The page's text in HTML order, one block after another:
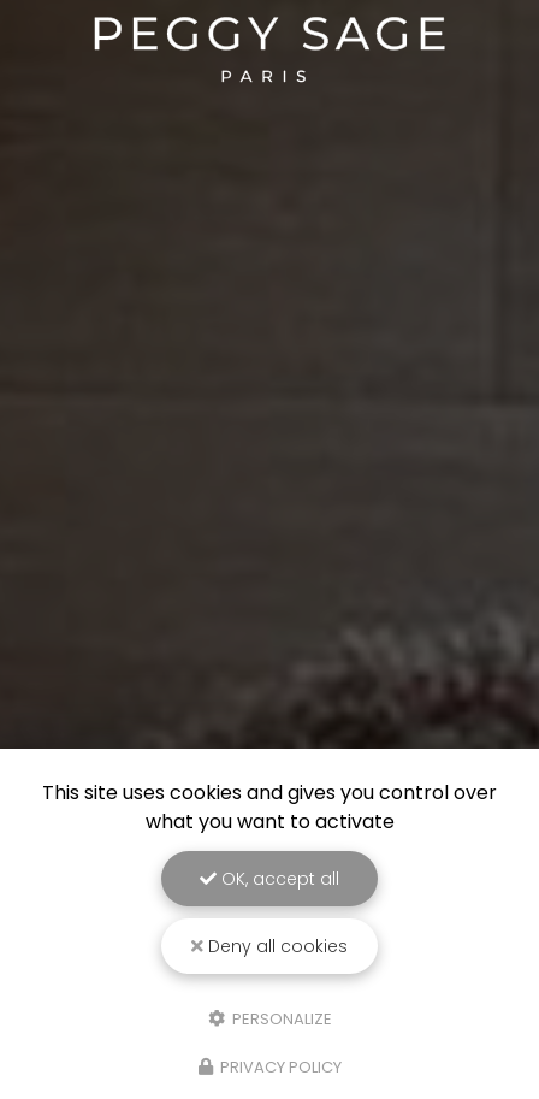
This site uses cookies and gives you control over
what you want to activate
OK, accept all
Deny all cookies
PERSONALIZE
PRIVACY POLICY